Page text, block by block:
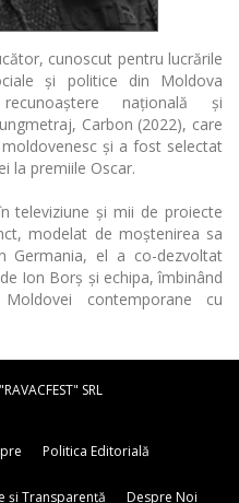
cunoscut pentru lucrările
și politice din Moldova
națională și
Carbon (2022), care
și a fost selectat
la premiile Oscar.
televiziune și mii de proiecte
modelat de moștenirea sa
Germania, el a co-dezvoltat
Ion Borș și echipa, îmbinând
contemporane cu
SRL
Politica Editorială
și Transparență Despre Noi